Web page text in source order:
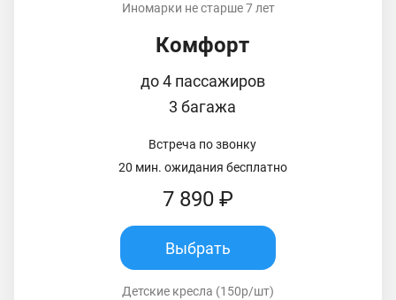
Иномарки не старше 7 лет
Комфорт
до 4 пассажиров
3 багажа
Встреча по звонку
20 мин. ожидания бесплатно
7 890 ₽
Выбрать
Детские кресла (150р/шт)